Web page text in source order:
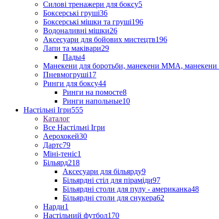
Силові тренажери для боксу5
Боксерські груші36
Боксерські мішки та груші196
Водоналивні мішки26
Аксесуари для бойових мистецтв196
Лапи та маківари29
Пады4
Манекени для боротьби, манекени ММА, манекени
Пневмогруші17
Ринги для боксу44
Ринги на помосте8
Ринги напольные10
Настільні Ігри555
Каталог
Все Настільні Ігри
Аерохокей30
Дартс79
Міні-теніс1
Більярд218
Аксесуари для більярду9
Більярдні стіл для піраміди97
Більярдні столи для пулу - американка48
Більярдні столи для снукера62
Нарди1
Настільний футбол170